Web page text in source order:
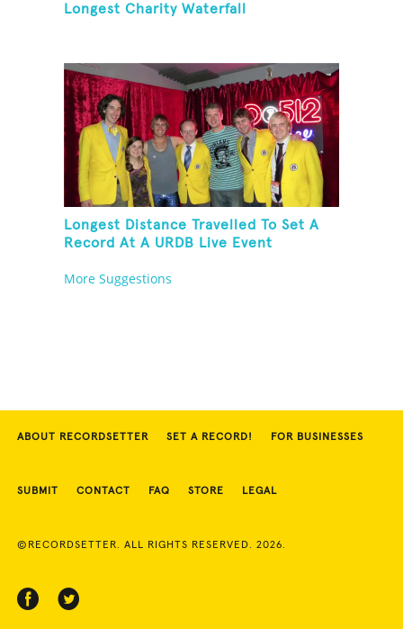
Longest Charity Waterfall
Longest Distance Travelled To Set A
Record At A URDB Live Event
More Suggestions
ABOUT RECORDSETTER SET A RECORD! FOR BUSINESSES
SUBMIT CONTACT FAQ STORE LEGAL
©RECORDSETTER. ALL RIGHTS RESERVED. 2026.